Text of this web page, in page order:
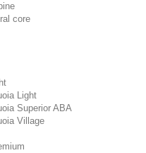
core
Light
Superior ABA
Village